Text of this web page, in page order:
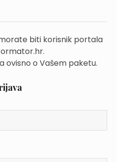
biti korisnik portala
ovisno o Vašem paketu.